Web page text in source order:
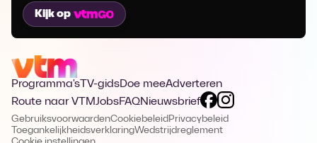
Kijk op
Programma's TV-gidsDoe meeAdverteren
Route naar VTMJobsFAQNieuwsbrief
GebruiksvoorwaardenCookiebeleid Privacybeleid
ToegankelijkheidsverklaringWedstrijdreglement